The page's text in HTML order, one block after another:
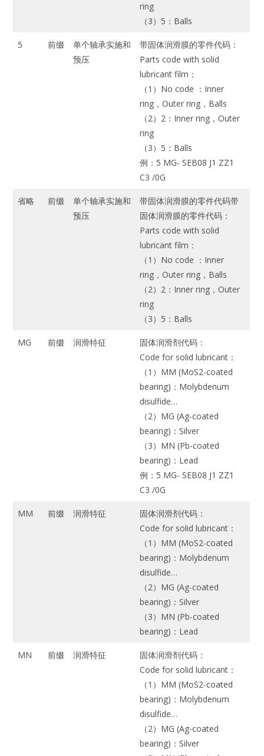
ring
（3）5：Balls
5 前缀
单个轴承实施和
预压
带固体润滑膜的零件代码：
Parts code with solid
lubricant film：
（1）No code ：Inner
ring，Outer ring，Balls
（2）2：Inner ring，Outer
ring
（3）5：Balls
例：5 MG- SEB08 J1 ZZ1
C3 /0G
省略 前缀
单个轴承实施和
预压
带固体润滑膜的零件代码带
固体润滑膜的零件代码：
Parts code with solid
lubricant film：
（1）No code ：Inner
ring，Outer ring，Balls
（2）2：Inner ring，Outer
ring
（3）5：Balls
MG 前缀 润滑特征
固体润滑剂代码：
Code for solid lubricant：
（1）MM (MoS2-coated
bearing)：Molybdenum
disulfide…
（2）MG (Ag-coated
bearing)：Silver
（3）MN (Pb-coated
bearing)：Lead
例：5 MG- SEB08 J1 ZZ1
C3 /0G
MM 前缀 润滑特征
固体润滑剂代码：
Code for solid lubricant：
（1）MM (MoS2-coated
bearing)：Molybdenum
disulfide…
（2）MG (Ag-coated
bearing)：Silver
（3）MN (Pb-coated
bearing)：Lead
MN 前缀 润滑特征
固体润滑剂代码：
Code for solid lubricant：
（1）MM (MoS2-coated
bearing)：Molybdenum
disulfide…
（2）MG (Ag-coated
bearing)：Silver